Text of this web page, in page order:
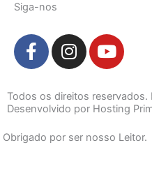
Siga-nos
F
a
e
b
o
o
I
n
t
a
r
Y
o
t
u
e
Todos os direitos
Desenvolvido por Hosting
Obrigado por ser nosso Leitor.